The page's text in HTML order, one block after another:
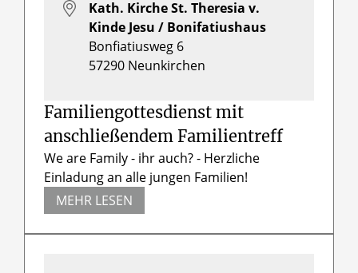
Familiengottesdienst mit
anschließendem Familientreff
We are Family - ihr auch? - Herzliche
Einladung an alle jungen Familien!
MEHR LESEN
Kath. Kirche St. Theresia v.
Kinde Jesu / Bonifatiushaus
Bonfiatiusweg 6
57290 Neunkirchen